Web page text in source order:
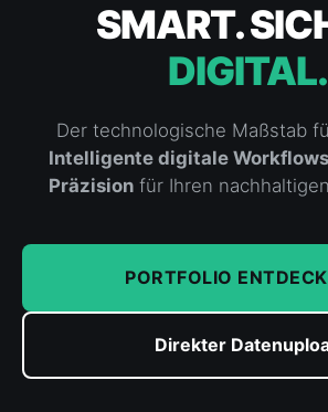
SMART.
DIGITAL.
Der technologische Maßstab
Intelligente digitale Workflows
Präzision für Ihren
PORTFOLIO
Direkter